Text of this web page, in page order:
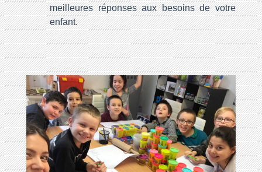
meilleures réponses aux besoins de votre
enfant.